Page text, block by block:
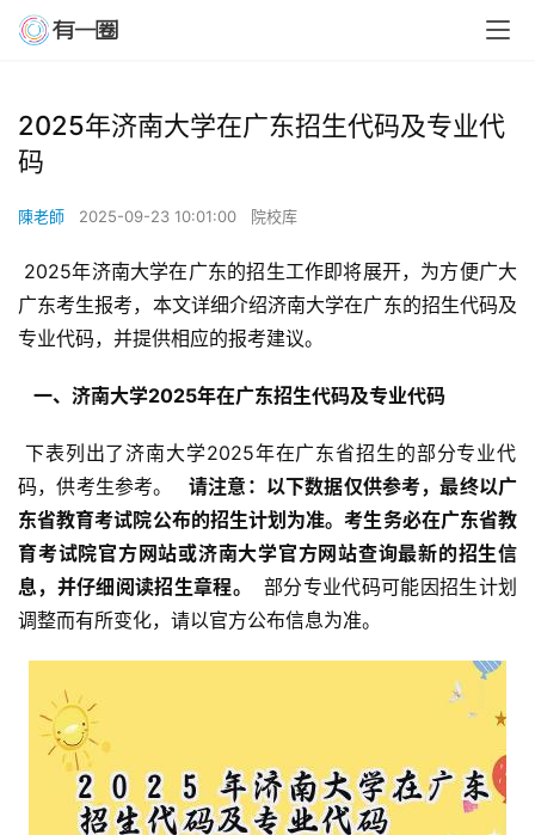
2025年济南大学在广东招生代码及专业代
码
陳老師 2025-09-23 10:01:00 院校库
广东考生报考，本文详细介绍济南大学在广东的招生代码及
专业代码，并提供相应的报考建议。
  一、济南大学2025年在广东招生代码及专业代码
码，供考生参考。
  请注意：以下数据仅供参考，最终以广
东省教育考试院公布的招生计划为准。考生务必在广东省教
育考试院官方网站或济南大学官方网站查询最新的招生信
息，并仔细阅读招生章程。
部分专业代码可能因招生计划
调整而有所变化，请以官方公布信息为准。